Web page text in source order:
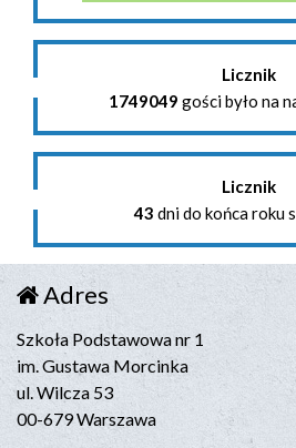
Licznik
1749049 gości było na
Licznik
43 dni do końca roku
Adres
Szkoła Podstawowa nr 1
im. Gustawa Morcinka
ul. Wilcza 53
00-679 Warszawa